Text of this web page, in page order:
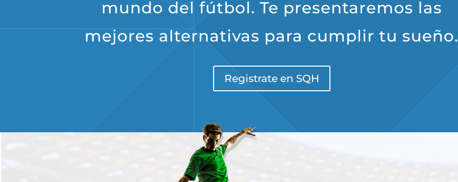
mundo del fútbol. Te presentaremos las
mejores alternativas para cumplir tu sueño.
Registrate en SQH